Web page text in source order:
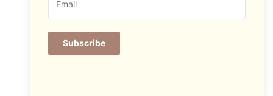
Subscribe